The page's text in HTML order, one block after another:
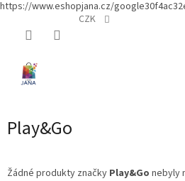
https://www.eshopjana.cz/
CZK
Play&Go
Žádné produkty značky Play&Go nebyly